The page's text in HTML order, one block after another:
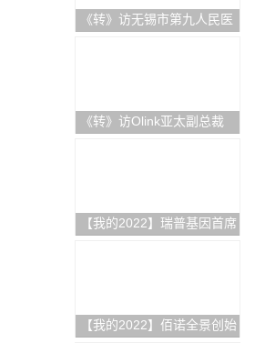
《转》访无锡市第九人民医
《转》访Olink亚太副总裁
【我的2022】瑞普基因首席
【我的2022】佰诺全景创始